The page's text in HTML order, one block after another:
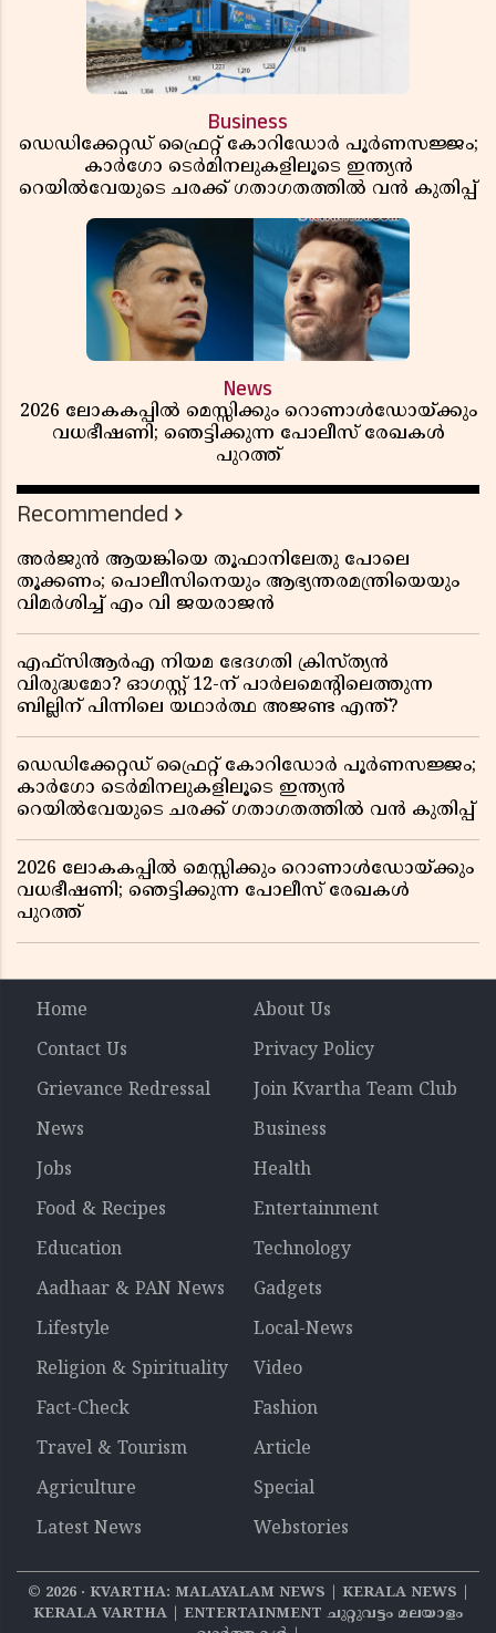
Business
ഡെഡിക്കേറ്റഡ് ഫ്രൈറ്റ് കോറിഡോർ പൂർണസജ്ജം;
കാർഗോ ടെർമിനലുകളിലൂടെ ഇന്ത്യൻ
റെയിൽവേയുടെ ചരക്ക് ഗതാഗതത്തിൽ വൻ കുതിപ്പ്
News
2026 ലോകകപ്പിൽ മെസ്സിക്കും റൊണാൾഡോയ്ക്കും
വധഭീഷണി; ഞെട്ടിക്കുന്ന പോലീസ് രേഖകൾ
പുറത്ത്
Recommended
അർജുൻ ആയങ്കിയെ തൂഫാനിലേതു പോലെ
തൂക്കണം; പൊലീസിനെയും ആഭ്യന്തരമന്ത്രിയെയും
വിമർശിച്ച് എം വി ജയരാജൻ
എഫ്സിആർഎ നിയമ ഭേദഗതി ക്രിസ്ത്യൻ
വിരുദ്ധമോ? ഓഗസ്റ്റ് 12-ന് പാർലമെന്റിലെത്തുന്ന
ബില്ലിന് പിന്നിലെ യഥാർത്ഥ അജണ്ട എന്ത്?
ഡെഡിക്കേറ്റഡ് ഫ്രൈറ്റ് കോറിഡോർ പൂർണസജ്ജം;
കാർഗോ ടെർമിനലുകളിലൂടെ ഇന്ത്യൻ
റെയിൽവേയുടെ ചരക്ക് ഗതാഗതത്തിൽ വൻ കുതിപ്പ്
2026 ലോകകപ്പിൽ മെസ്സിക്കും റൊണാൾഡോയ്ക്കും
വധഭീഷണി; ഞെട്ടിക്കുന്ന പോലീസ് രേഖകൾ
പുറത്ത്
Home
About Us
Contact Us
Privacy Policy
Grievance Redressal
Join Kvartha Team Club
News
Business
Jobs
Health
Food & Recipes
Entertainment
Education
Technology
Aadhaar & PAN News
Gadgets
Lifestyle
Local-News
Religion & Spirituality
Video
Fact-Check
Fashion
Travel & Tourism
Article
Agriculture
Special
Latest News
Webstories
© 2026‧ KVARTHA: MALAYALAM NEWS | KERALA NEWS |
KERALA VARTHA | ENTERTAINMENT ചുറ്റുവട്ടം മലയാളം